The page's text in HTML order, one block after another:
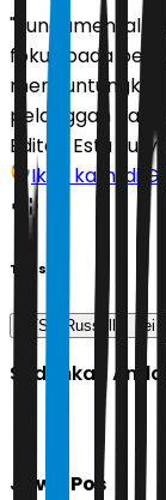
"Fundamental
fokus pada
pelanggan dan
Editor: Estu
Ikuti kami di
Tags
FTSE Russell bei
Sudahkah
Jawa Pos